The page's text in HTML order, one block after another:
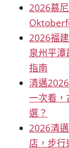
2026慕
2026福
泉州平
指南
清邁
一次看，
選？
2026清
店，步